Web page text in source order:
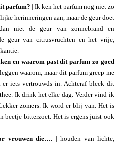
parfum? | Ik ken het parfum nog niet zo
herinneringen aan, maar de geur doet
niet de geur van zonnebrand en
geur van citrusvruchten en het vrije,
en waarom past dit parfum zo goed
waarom, maar dit parfum greep me
iets vertrouwds in. Achteraf bleek dit
Ik drink het elke dag. Verder vind ik
zomers. Ik word er blij van. Het is
beetje bitterzoet. Het is ergens juist ook
vrouwen die…. | houden van lichte,